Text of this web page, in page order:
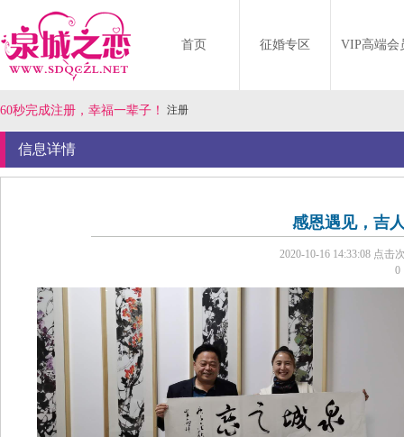
首页 征婚专区 VIP高端会
60秒完成注册，幸福一辈子！ 注册
信息详情
感恩遇见，吉
2020-10-16 14:33:08 点击
0